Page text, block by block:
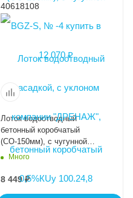
40618108
Лоток водоотводный
бетонный коробчатый
(СО-150мм), с чугунной
насадкой, с уклоном
(15).20,5(14)-BGZ-S, № -8
Много
8 449₽